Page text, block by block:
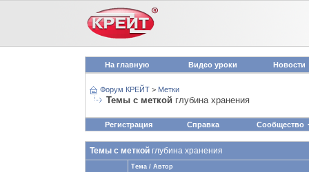
На главную Видео уроки Новости
Форум КРЕЙТ > Метки
Темы с меткой глубина хранения
Регистрация Справка Сообщество
Темы с меткой глубина хранения
Тема / Автор